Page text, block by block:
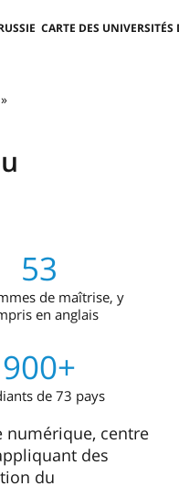
CARTE DES UNIVERSITÉS
53
de maîtrise, y
en anglais
900+
de 73 pays
numérique, centre
des
du